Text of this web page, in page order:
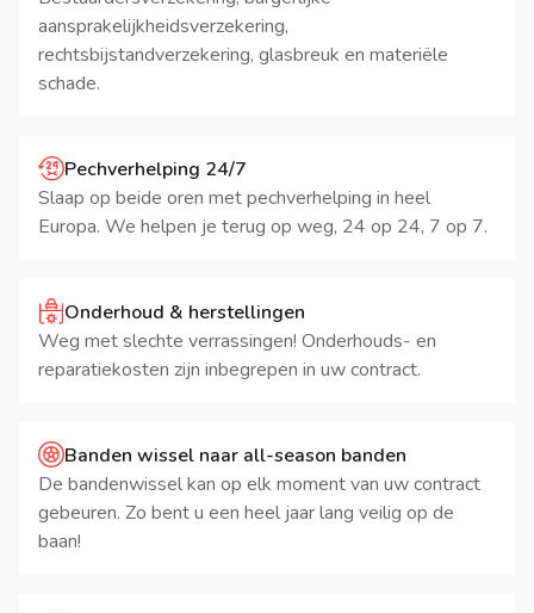
aansprakelijkheidsverzekering,
rechtsbijstandverzekering, glasbreuk en materiële
schade.
Pechverhelping 24/7
Slaap op beide oren met pechverhelping in heel
Europa. We helpen je terug op weg, 24 op 24, 7 op 7.
Onderhoud & herstellingen
Weg met slechte verrassingen! Onderhouds- en
reparatiekosten zijn inbegrepen in uw contract.
Banden wissel naar all-season banden
De bandenwissel kan op elk moment van uw contract
gebeuren. Zo bent u een heel jaar lang veilig op de
baan!